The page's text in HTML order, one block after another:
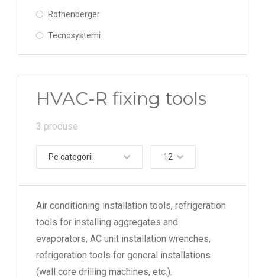
Rothenberger
Tecnosystemi
HVAC-R fixing tools
3 produse
Pe categorii 12
Air conditioning installation tools, refrigeration
tools for installing aggregates and
evaporators, AC unit installation wrenches,
refrigeration tools for general installations
(wall core drilling machines, etc.).